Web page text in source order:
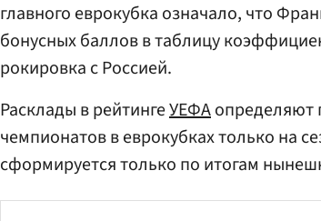
главного еврокубка означало, что
бонусных баллов в таблицу
рокировка с Россией.
Расклады в рейтингеУЕФАопределяют
чемпионатов в еврокубках только на
сформируется только по итогам